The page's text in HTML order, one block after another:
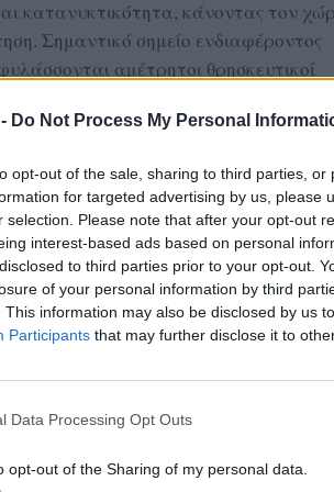
Do Not Process My Personal
opt-out of the sale, sharing to third parties,
for targeted advertising by us, please
selection. Please note that after your opt-out
interest-based ads based on personal
to third parties prior to your opt-out.
of your personal information by third
This information may also be disclosed by us
Participants that may further disclose it to
Data Processing Opt Outs
opt-out of the Sharing of my personal data.
κατανυκτικότητα, κάνοντας τον
Σημαντικό σημείο ενδιαφέροντος
αμέτρητοι θρησκευτικοί
που χρονολογούνται από τον 10ο
9.000 τίτλους βιβλίων, που
κληρονομιά της μονής.
τόπος θρησκευτικής λατρείας,
και της παράδοσης του νησιού.
ΔΙΑΦΗΜΙΣΗ